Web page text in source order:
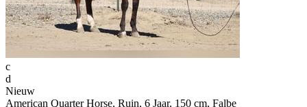
c
d
Nieuw
American Quarter Horse, Ruin, 6 Jaar, 150 cm, Falbe